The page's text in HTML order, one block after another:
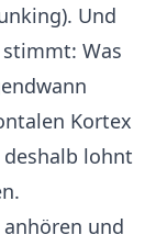
Und
Was
Kortex
lohnt
und